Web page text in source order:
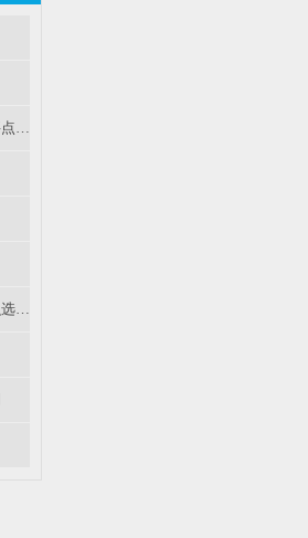
如何安装阀门呢？阀门安装的要点有哪些？
高平台球阀和常规普通球阀怎么选？各有什么优缺点？